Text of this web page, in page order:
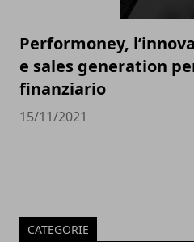
Performoney,
e sales generation
finanziario
15/11/2021
CATEGORIE